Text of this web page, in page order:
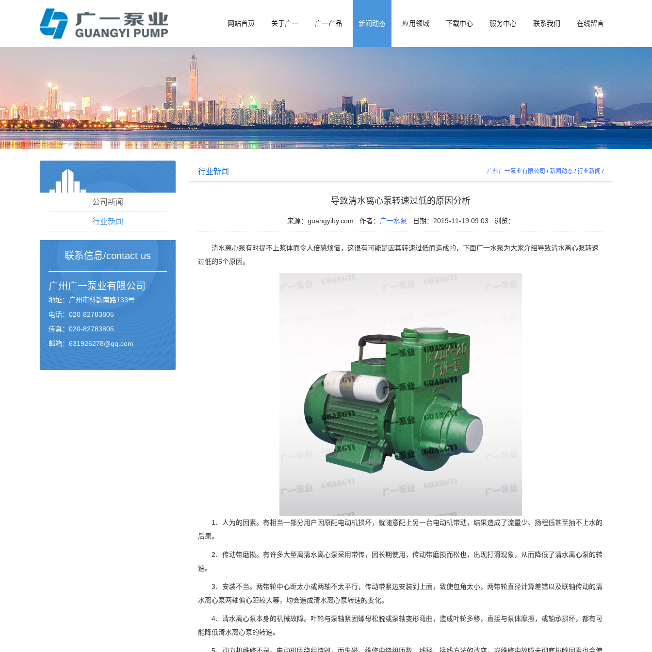
网站首页 关于广一 广一产品 新闻动态 应用领域 下载中心 服务中心 联系我们 在线留言
公司新闻
行业新闻
联系信息/contact us
广州 广一泵业有限公司
地址：广州市科韵南路133号
电话：020-82783805
传真：020-82783805
邮箱：631926278@qq.com
行业新闻 广州广一泵业有限公司 /新闻动态 /行业新闻 /
导致清水离心泵转速过低的原因分析
来源：guangyiby.com 作者： 广一水泵 日期：2019-11-19 09:03 浏览：
清水离心泵有时提不上浆体而令人倍感烦恼，这很有可能是因其转速过低而造成的，下面广一水泵为大家介绍导致清水离心泵转速
过低的5个原因。
1、人为的因素。有相当一部分用户因原配电动机损坏，就随意配上另一台电动机带动，结果造成了流量少、扬程低甚至抽不上水的
后果。
2、传动带磨损。有许多大型离清水离心泵采用带传，因长期使用，传动带磨损而松也，出现打滑现象，从而降低了清水离心泵的转
速。
3、安装不当。两带轮中心距太小或两轴不太平行，传动带紧边安装到上面，致使包角太小，两带轮直径计算差错以及联轴传动的清
水离心泵两轴偏心距较大等，均会造成清水离心泵转速的变化。
4、清水离心泵本身的机械故障。叶轮与泵轴紧固螺母松脱或泵轴变形弯曲，造成叶轮多移，直接与泵体摩擦，或轴承损坏，都有可
能降低清水离心泵的转速。